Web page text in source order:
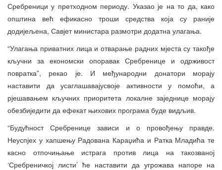
Сребреници у претходном периоду. Указао је на то да, како
општина већ ефикасно троши средства која су раније
додијељена, Савјет министара размотри додатна улагања.
“Улагања приватних лица и отварање радних мјеста су такође
кључни за економски опоравак Сребренице и одрживост
повратка”, рекао је. И међународни донатори морају
наставити да усаглашавајусвоје активности у помоћи, а
рјешавањем кључних приоритета локалне заједнице морају
обезбиједити да ефекат њихових програма буде видљив.
“Будућност Сребренице зависи и о провођењу правде.
Неуспјех у хапшењу Радована Караџића и Ратка Младића те
касно отпочињање истрага против лица на такозваној
‘Сребреничкој листи’ ће наставити да угрожава напоре на